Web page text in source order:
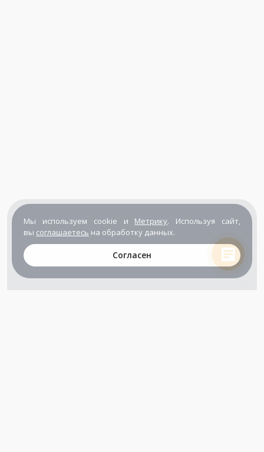
Мы используем cookie и Метрику. Используя сайт,
вы соглашаетесь на обработку данных.
Согласен